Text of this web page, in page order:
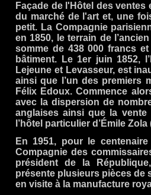
Façade de l'Hôtel des ventes
du marché de l'art et, une
petit. La Compagnie
en 1850, le terrain de
somme de 438 000 francs
bâtiment. Le 1er juin 1852,
Lejeune et Levasseur, est
ainsi que l’un des premiers
Félix Edoux. Commence
avec la dispersion de
anglaises ainsi que la
l’hôtel particulier d’Émile
En 1951, pour le
Compagnie des
président de la
présente plusieurs pièces de
en visite à la manufacture